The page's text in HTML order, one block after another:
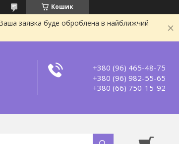
Кошик
заявка буде оброблена в найближчий
+380 (96) 465-48-75
+380 (96) 982-55-65
+380 (66) 750-15-92